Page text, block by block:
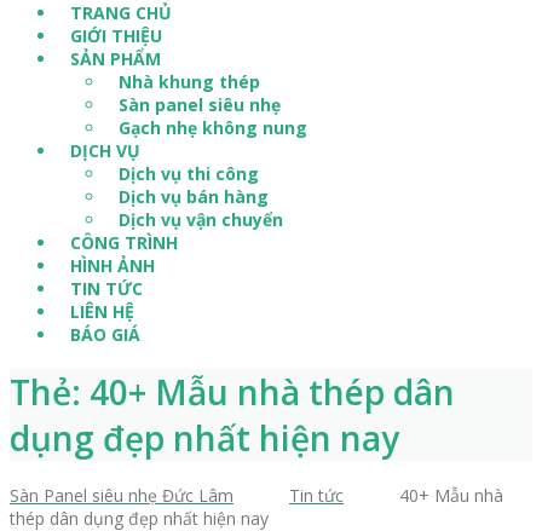
TRANG CHỦ
GIỚI THIỆU
SẢN PHẨM
Nhà khung thép
Sàn panel siêu nhẹ
Gạch nhẹ không nung
DỊCH VỤ
Dịch vụ thi công
Dịch vụ bán hàng
Dịch vụ vận chuyển
CÔNG TRÌNH
HÌNH ẢNH
TIN TỨC
LIÊN HỆ
BÁO GIÁ
Thẻ: 40+ Mẫu nhà thép dân
dụng đẹp nhất hiện nay
Sàn Panel siêu nhẹ Đức Lâm Tin tức
40+ Mẫu nhà
thép dân dụng đẹp nhất hiện nay